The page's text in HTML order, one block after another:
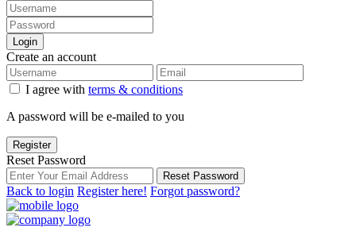
Login
Create an account
I agree with terms & conditions
A password will be e-mailed to you
Register
Reset Password
Reset Password
Back to login Register here! Forgot password?